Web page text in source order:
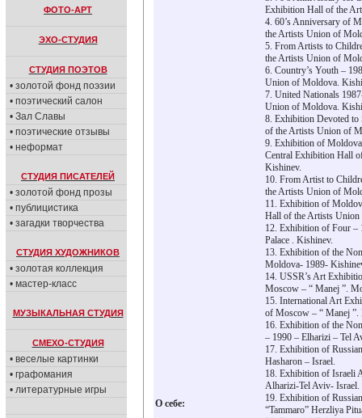
ФОТО-АРТ
ЭХО-СТУДИЯ
СТУДИЯ ПОЭТОВ
• золотой фонд поэзии
• поэтический салон
• Зал Славы
• поэтические отзывы
• неформат
СТУДИЯ ПИСАТЕЛЕЙ
• золотой фонд прозы
• публицистика
• загадки творчества
СТУДИЯ ХУДОЖНИКОВ
• золотая коллекция
• мастер-класс
МУЗЫКАЛЬНАЯ СТУДИЯ
СМЕХО-СТУДИЯ
• веселые картинки
• графомания
• литературные игры
О себе:
Exhibition Hall of the
4. 60’s Anniversary of
the Artists Union of
5. From Artists to
the Artists Union of
6. Country’s Youth –
Union of Moldova.
7. United Nationals
Union of Moldova.
8. Exhibition Devoted
of the Artists Union of
9. Exhibition of
Central Exhibition Hall
Kishinev.
10. From Artist to
the Artists Union of
11. Exhibition of
Hall of the Artists Union
12. Exhibition of Four –
Palace . Kishinev.
13. Exhibition of the
Moldova- 1989-
14. USSR’s Art
Moscow – “ Manej ”.
15. International Art
of Moscow – “ Manej ”.
16. Exhibition of the
– 1990 – Elharizi – Tel
17. Exhibition of
Hasharon – Israel.
18. Exhibition of Israeli
Alharizi-Tel Aviv- Israel.
19. Exhibition of
“Tammaro” Herzliya